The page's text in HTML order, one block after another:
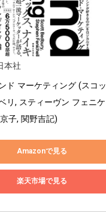
本社
ド マーケティング (スコッ
リ, スティーヴン フェニケ
子, 関野吉記)
Amazonで見る
楽天市場で見る